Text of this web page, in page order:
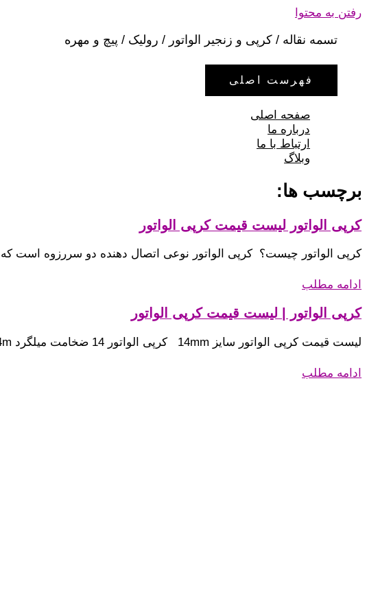
رفتن به محتوا
تسمه نقاله / کرپی و زنجیر الواتور / رولیک / پیچ و مهره
فهرست اصلی
صفحه اصلی
درباره ما
ارتباط با ما
وبلاگ
برچسب ها:
کرپی الواتور لیست قیمت کرپی الواتور
کرپی الواتور چیست؟ کرپی الواتور نوعی اتصال‌ دهنده دو سررزوه است
ادامه مطلب
کرپی الواتور | لیست قیمت کرپی الواتور
لیست قیمت کرپی الواتور سایز 14mm کرپی الواتور 14 ضخامت میلگرد 14m. ضخامت رزوه 12mm. آکس به آکس رزوه
ادامه مطلب